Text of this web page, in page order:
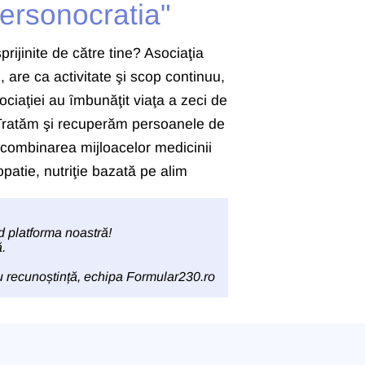
de către tine? Asociaţia
are ca activitate şi scop continuu,
au ȋmbunăţit viaţa a zeci de
şi recuperăm persoanele de
mijloacelor medicinii
nutriţie bazată pe alim
platforma noastră!
recunoștință, echipa Formular230.ro